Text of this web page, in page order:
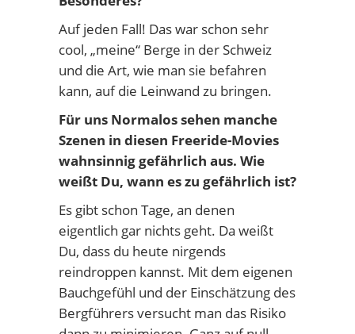
Auf jeden Fall! Das war schon sehr
cool, „meine“ Berge in der Schweiz
und die Art, wie man sie befahren
kann, auf die Leinwand zu bringen.
Für uns Normalos sehen manche
Szenen in diesen Freeride-Movies
wahnsinnig gefährlich aus. Wie
weißt Du, wann es zu gefährlich ist?
Es gibt schon Tage, an denen
eigentlich gar nichts geht. Da weißt
Du, dass du heute nirgends
reindroppen kannst. Mit dem eigenen
Bauchgefühl und der Einschätzung des
Bergführers versucht man das Risiko